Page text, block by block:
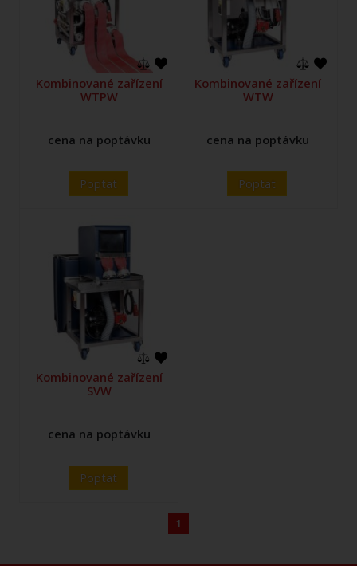
Kombinované zařízení
WTPW
cena na poptávku
Poptat
Kombinované zařízení
WTW
cena na poptávku
Poptat
Kombinované zařízení
SVW
cena na poptávku
Poptat
1